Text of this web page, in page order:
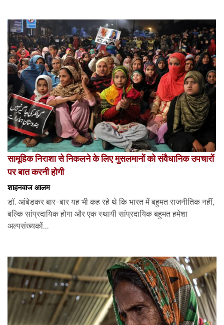
सामूहिक निराशा से निकलने के लिए मुसलमानों को संवैधानिक उपचारों
पर बात करनी होगी
शाहनवाज आलम
डॉ. आंबेडकर बार-बार यह भी कह रहे थे कि भारत में बहुमत राजनीतिक नहीं,
बल्कि सांप्रदायिक होगा और एक स्थायी सांप्रदायिक बहुमत हमेशा
अल्पसंख्यकों...